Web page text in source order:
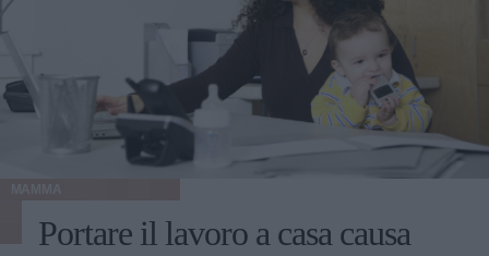
Portare il lavoro a casa causa